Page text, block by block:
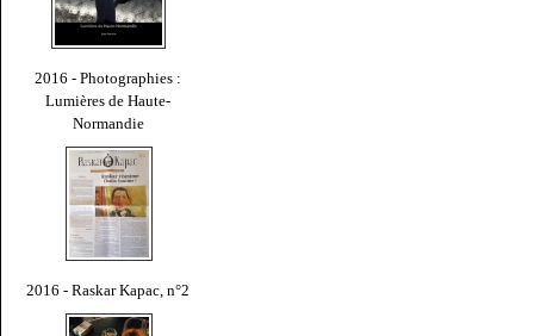
2016 - Photographies :
Lumières de Haute-
Normandie
2016 - Raskar Kapac, n°2